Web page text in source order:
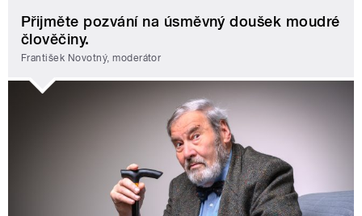
Přijměte pozvání na úsměvný doušek moudré
člověčiny.
František Novotný, moderátor